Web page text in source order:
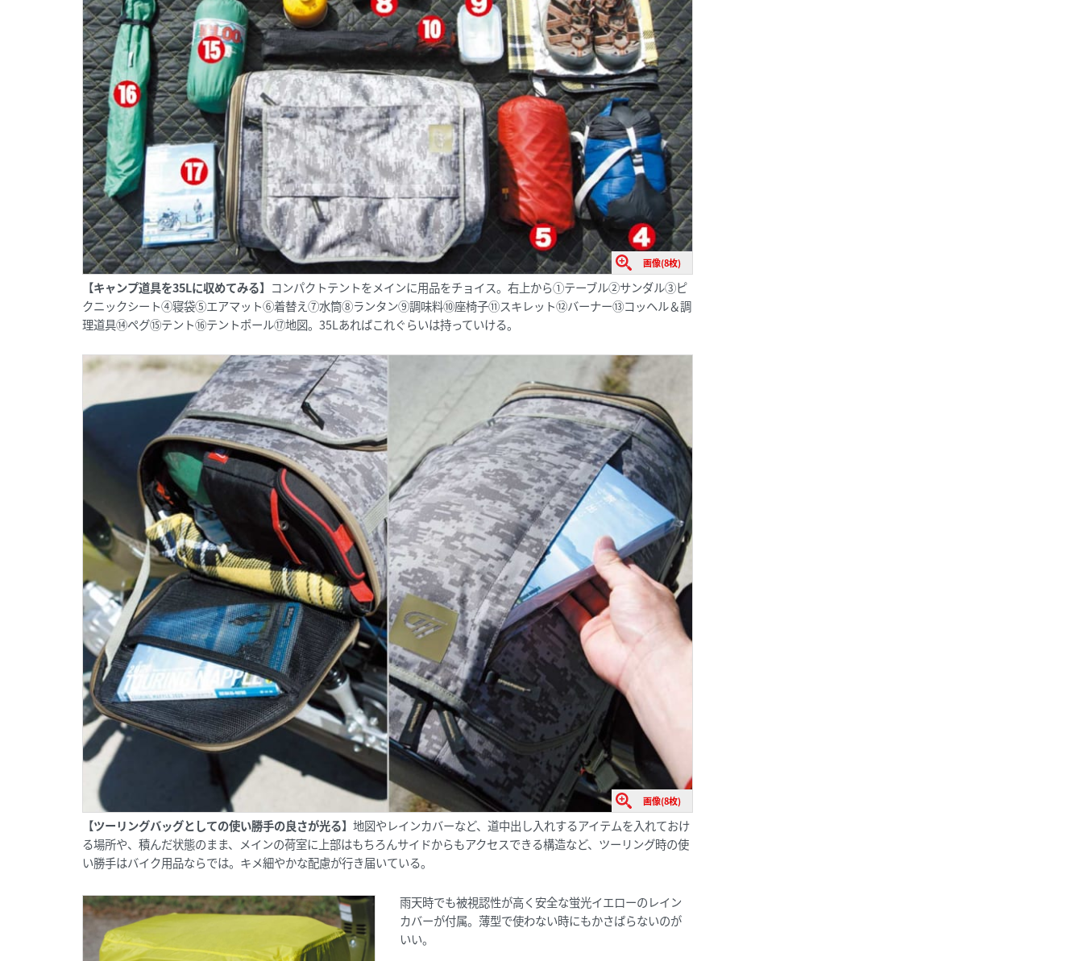
画像(8枚)
【キャンプ道具を35Lに収めてみる】 コンパクトテントをメインに用品をチョイス。右上から①テーブル②サンダル③ピ
クニックシート④寝袋⑤エアマット⑥着替え⑦水筒⑧ランタン⑨調味料⑩座椅子⑪スキレット⑫バーナー⑬コッヘル＆調
理道具⑭ペグ⑮テント⑯テントポール⑰地図。35Lあればこれぐらいは持っていける。
画像(8枚)
【ツーリングバッグとしての使い勝手の良さが光る】 地図やレインカバーなど、道中出し入れするアイテムを入れておけ
る場所や、積んだ状態のまま、メインの荷室に上部はもちろんサイドからもアクセスできる構造など、ツーリング時の使
い勝手はバイク用品ならでは。キメ細やかな配慮が行き届いている。
雨天時でも被視認性が高く安全な蛍光イエローのレイン
カバーが付属。薄型で使わない時にもかさばらないのが
いい。